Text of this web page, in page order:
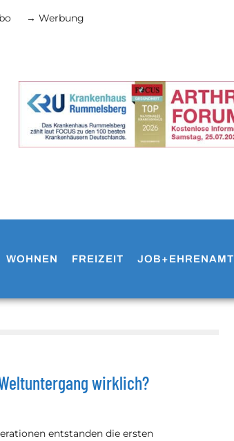
→ Werbung
WOHNEN FREIZEIT JOB+EHRENAMT
wirklich?
entstanden die ersten